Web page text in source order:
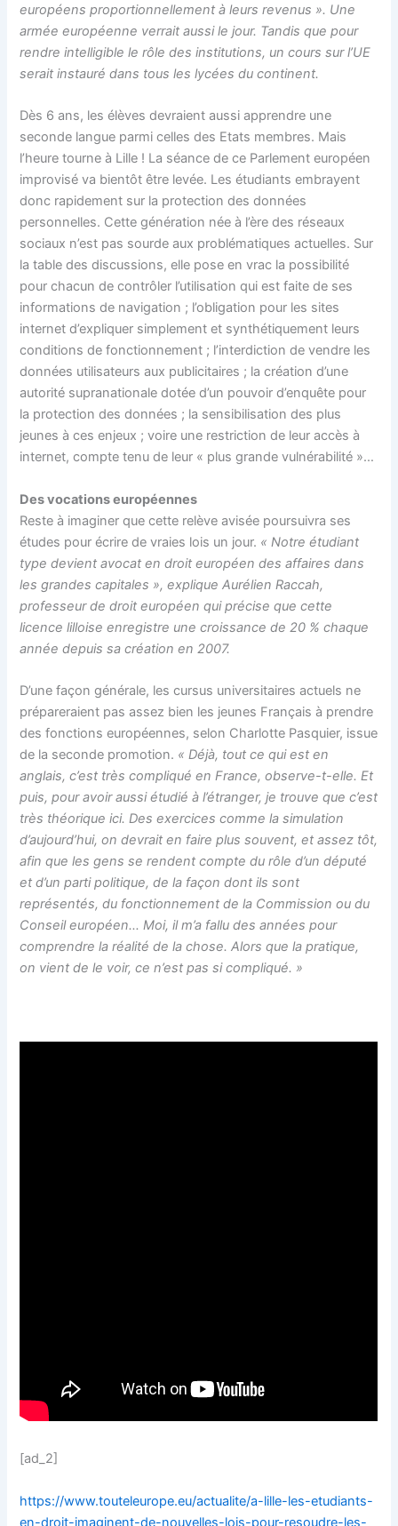
européens proportionnellement à leurs revenus ». Une
armée européenne verrait aussi le jour. Tandis que pour
rendre intelligible le rôle des institutions, un cours sur l’UE
serait instauré dans tous les lycées du continent.
Dès 6 ans, les élèves devraient aussi apprendre une
seconde langue parmi celles des Etats membres. Mais
l’heure tourne à Lille ! La séance de ce Parlement européen
improvisé va bientôt être levée. Les étudiants embrayent
donc rapidement sur la protection des données
personnelles. Cette génération née à l’ère des réseaux
sociaux n’est pas sourde aux problématiques actuelles. Sur
la table des discussions, elle pose en vrac la possibilité
pour chacun de contrôler l’utilisation qui est faite de ses
informations de navigation ; l’obligation pour les sites
internet d’expliquer simplement et synthétiquement leurs
conditions de fonctionnement ; l’interdiction de vendre les
données utilisateurs aux publicitaires ; la création d’une
autorité supranationale dotée d’un pouvoir d’enquête pour
la protection des données ; la sensibilisation des plus
jeunes à ces enjeux ; voire une restriction de leur accès à
internet, compte tenu de leur « plus grande vulnérabilité »…
Des vocations européennes
Reste à imaginer que cette relève avisée poursuivra ses
études pour écrire de vraies lois un jour. « Notre étudiant
type devient avocat en droit européen des affaires dans
les grandes capitales », explique Aurélien Raccah,
professeur de droit européen qui précise que cette
licence lilloise enregistre une croissance de 20 % chaque
année depuis sa création en 2007.
D’une façon générale, les cursus universitaires actuels ne
prépareraient pas assez bien les jeunes Français à prendre
des fonctions européennes, selon Charlotte Pasquier, issue
de la seconde promotion. « Déjà, tout ce qui est en
anglais, c’est très compliqué en France, observe-t-elle.Et
puis, pour avoir aussi étudié à l’étranger, je trouve que c’est
très théorique ici. Des exercices comme la simulation
d’aujourd’hui, on devrait en faire plus souvent, et assez tôt,
afin que les gens se rendent compte du rôle d’un député
et d’un parti politique, de la façon dont ils sont
représentés, du fonctionnement de la Commission ou du
Conseil européen… Moi, il m’a fallu des années pour
comprendre la réalité de la chose. Alors que la pratique,
on vient de le voir, ce n’est pas si compliqué. »
[ad_2]
https://www.touteleurope.eu/actualite/a-lille-les-etudiants-
en-droit-imaginent-de-nouvelles-lois-pour-resoudre-les-